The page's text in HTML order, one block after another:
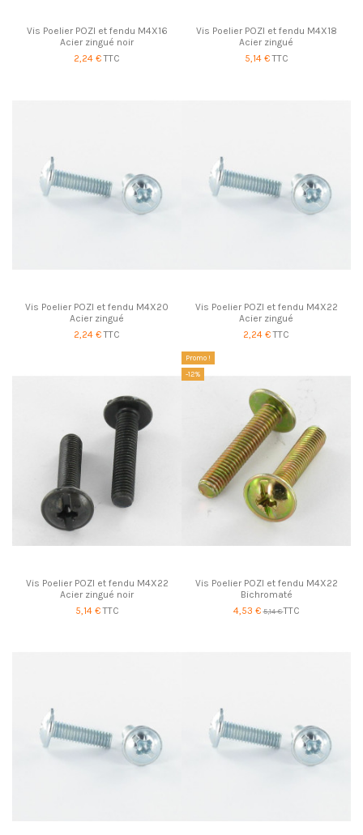
Vis Poelier POZI et fendu M4X16
Acier zingué noir
2,24 €TTC
Vis Poelier POZI et fendu M4X18
Acier zingué
5,14 €TTC
Vis Poelier POZI et fendu M4X20
Acier zingué
2,24 €TTC
Vis Poelier POZI et fendu M4X22
Acier zingué
2,24 €TTC
Vis Poelier POZI et fendu M4X22
Acier zingué noir
5,14 €TTC
Promo !
-12%
Vis Poelier POZI et fendu M4X22
Bichromaté
4,53 €5,14 €TTC